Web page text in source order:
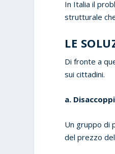
In Italia il
strutturale
LE
Di fronte a
sui cittadini.
a.
Un gruppo di
del prezzo